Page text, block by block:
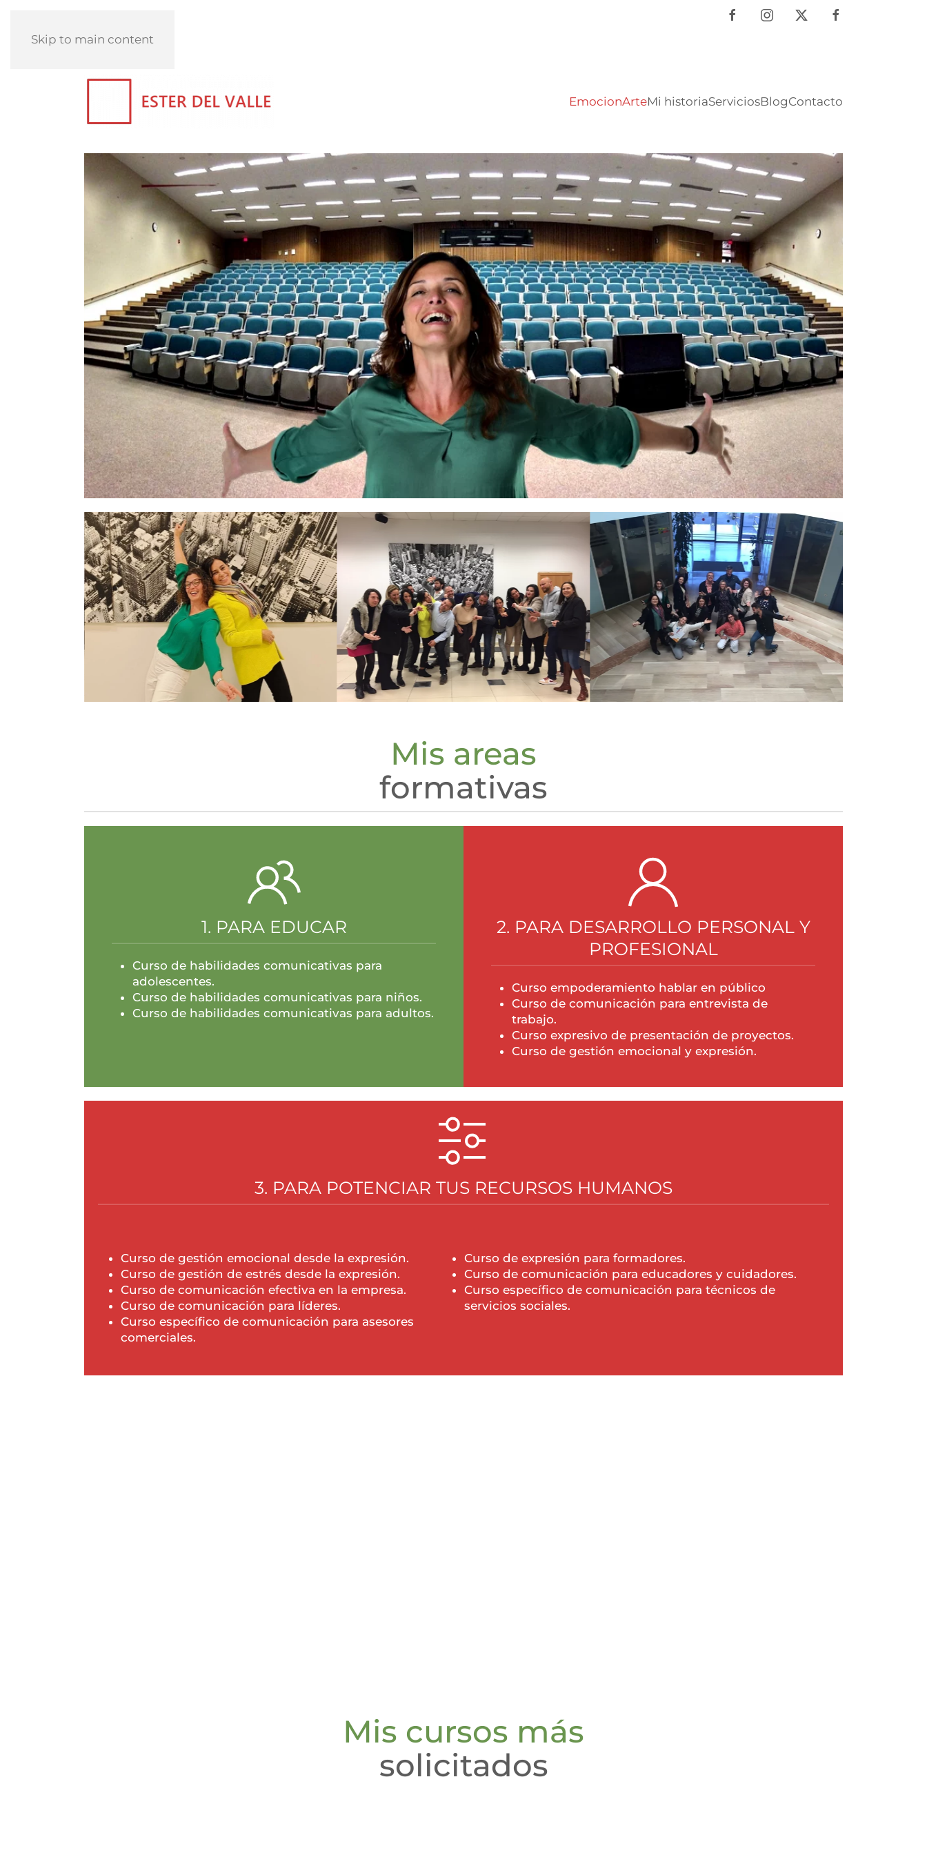
Skip to main content
EmocionArteMi historiaServiciosBlogContacto
Mis areas
formativas
1. PARA EDUCAR
Curso de habilidades comunicativas para
adolescentes.
Curso de habilidades comunicativas para niños.
Curso de habilidades comunicativas para adultos.
2. PARA DESARROLLO PERSONAL Y
PROFESIONAL
Curso empoderamiento hablar en público
Curso de comunicación para entrevista de
trabajo.
Curso expresivo de presentación de proyectos.
Curso de gestión emocional y expresión.
3. PARA POTENCIAR TUS RECURSOS HUMANOS
Curso de gestión emocional desde la expresión.
Curso de gestión de estrés desde la expresión.
Curso de comunicación efectiva en la empresa.
Curso de comunicación para líderes.
Curso específico de comunicación para asesores
comerciales.
Curso de expresión para formadores.
Curso de comunicación para educadores y cuidadores.
Curso específico de comunicación para técnicos de
servicios sociales.
Mis cursos más
solicitados